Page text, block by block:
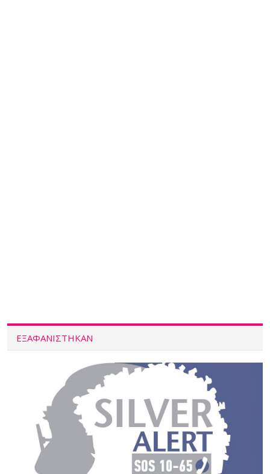
ΕΞΑΦΑΝΙΣΤΗΚΑΝ